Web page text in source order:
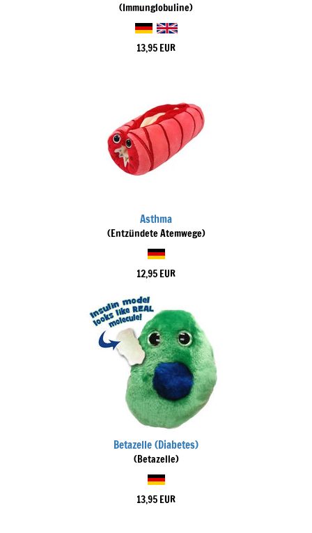
(Immunglobuline)
13,95 EUR
Asthma
(Entzündete Atemwege)
12,95 EUR
Betazelle (Diabetes)
(Betazelle)
13,95 EUR